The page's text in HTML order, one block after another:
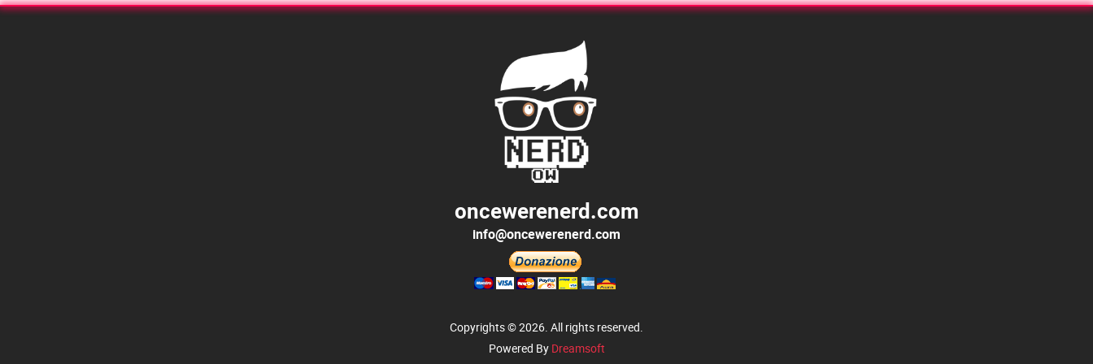
oncewerenerd.com
info@oncewerenerd.com
Copyrights © 2026. All rights reserved.
Powered By Dreamsoft